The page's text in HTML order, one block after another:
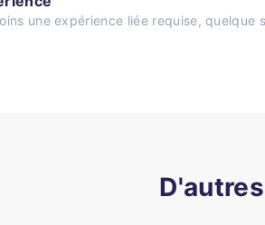
une expérience liée requise, quelque